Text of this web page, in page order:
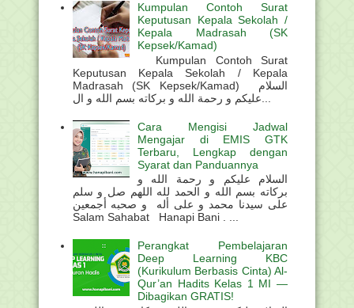
Kumpulan Contoh Surat
Keputusan Kepala Sekolah /
Kepala Madrasah (SK
Kepsek/Kamad)
Kumpulan Contoh Surat
Keputusan Kepala Sekolah / Kepala
Madrasah (SK Kepsek/Kamad) السلام
Cara Mengisi Jadwal
Mengajar di EMIS GTK
Terbaru, Lengkap dengan
Syarat dan Panduannya
السلام عليكم و رحمة الله و
بركاته بسم الله و الحمد لله اللهم صل و سلم
على سيدنا محمد و على أله و صحبه أجمعين
Salam Sahabat Hanapi Bani . ...
Perangkat Pembelajaran
Deep Learning KBC
(Kurikulum Berbasis Cinta) Al-
Qur’an Hadits Kelas 1 MI —
Dibagikan GRATIS!